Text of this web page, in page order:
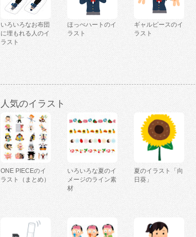
いろいろなお布団
に埋もれる人のイ
ラスト
ほっぺハートのイ
ラスト
ギャルピースのイ
ラスト
人気のイラスト
ONE PIECEのイ
ラスト（まとめ）
いろいろな夏のイ
メージのライン素
材
夏のイラスト「向
日葵」